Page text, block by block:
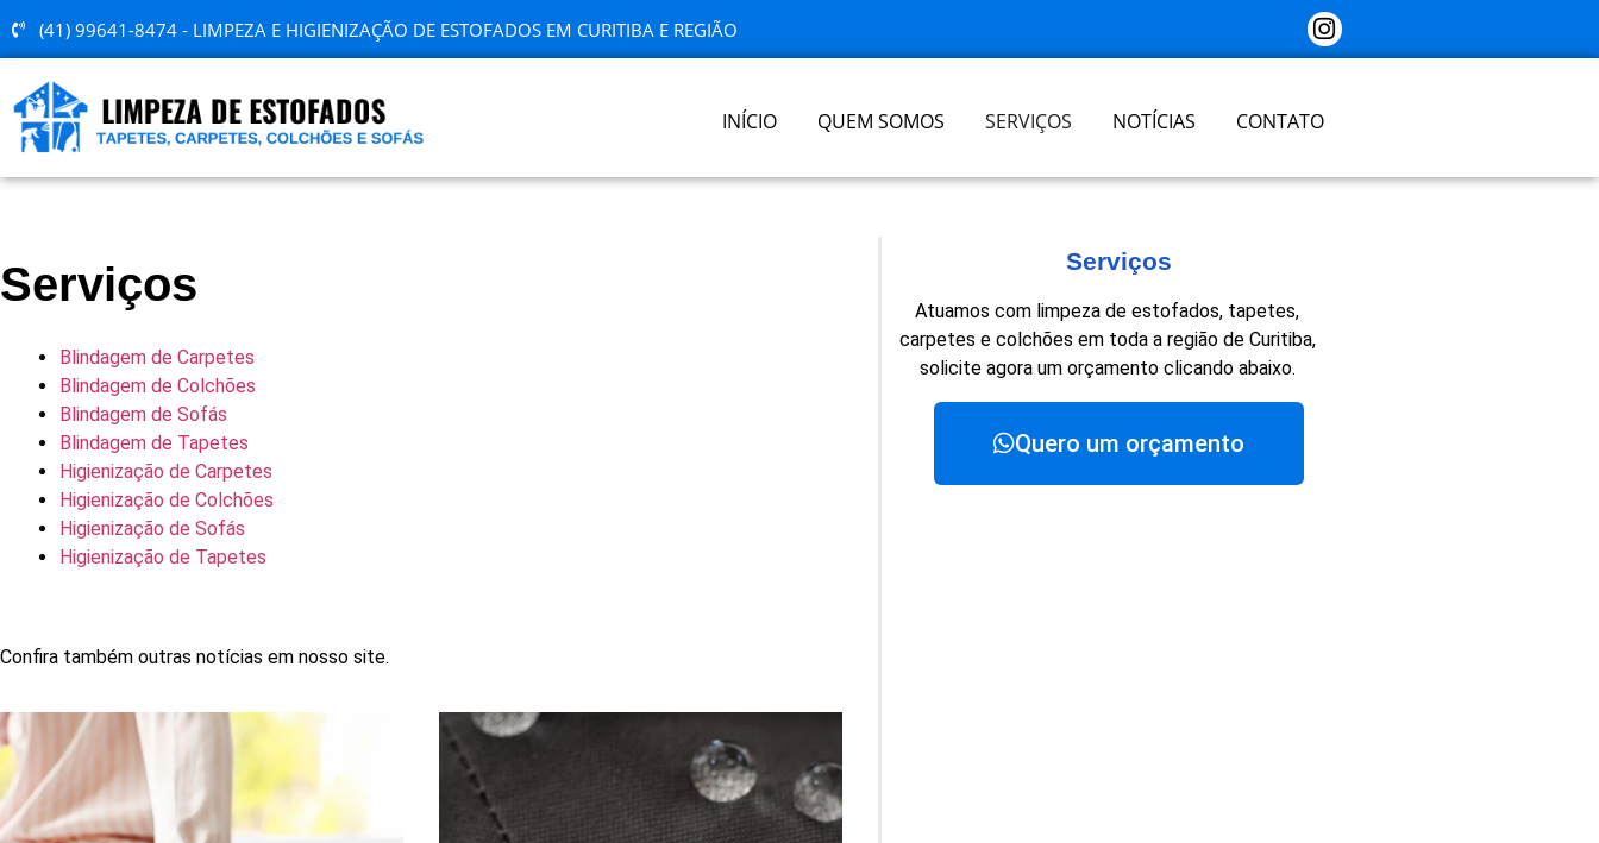
(41) 99641-8474 - LIMPEZA E HIGIENIZAÇÃO DE ESTOFADOS EM CURITIBA E REGIÃO
INÍCIO QUEM SOMOS SERVIÇOS NOTÍCIAS CONTATO
Serviços
Blindagem de Carpetes
Blindagem de Colchões
Blindagem de Sofás
Blindagem de Tapetes
Higienização de Carpetes
Higienização de Colchões
Higienização de Sofás
Higienização de Tapetes
Confira também outras notícias em nosso site.
Serviços
Atuamos com limpeza de estofados, tapetes,
carpetes e colchões em toda a região de Curitiba,
solicite agora um orçamento clicando abaixo.
Quero um orçamento